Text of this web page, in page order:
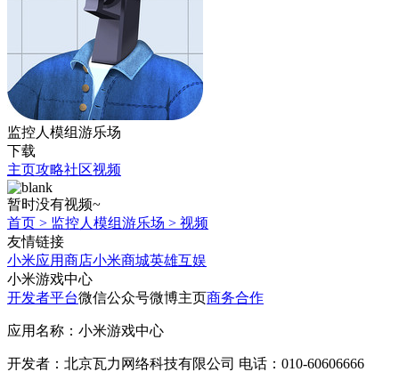
监控人模组游乐场
下载
主页攻略社区视频
暂时没有视频~
首页 > 监控人模组游乐场 > 视频
友情链接
小米应用商店小米商城英雄互娱
小米游戏中心
开发者平台微信公众号微博主页商务合作
应用名称：小米游戏中心
开发者：北京瓦力网络科技有限公司 电话：010-60606666